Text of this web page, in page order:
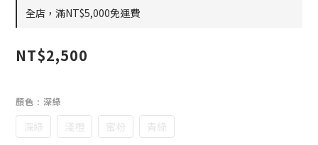
全店，滿NT$5,000免運費
NT$2,500
顏色 : 深綠
深綠 淺橙 蜜粉 青綠